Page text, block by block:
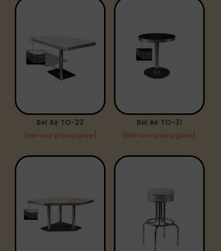
Bel Air TO-22
[Bel voor prijsopgave]
Bel Air TO-31
[Bel voor prijsopgave]